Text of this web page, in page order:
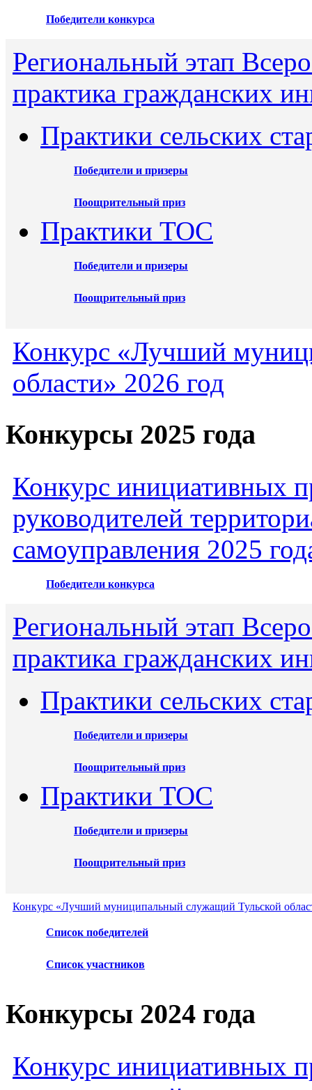
Победители конкурса
Региональный этап
практика гражданских
Практики сельских
Победители и призеры
Поощрительный приз
Практики ТОС
Победители и призеры
Поощрительный приз
Конкурс «Лучший
области» 2026 год
Конкурсы 2025 года
Конкурс инициативных
руководителей
самоуправления 2025
Победители конкурса
Региональный этап
практика гражданских
Практики сельских
Победители и призеры
Поощрительный приз
Практики ТОС
Победители и призеры
Поощрительный приз
Конкурс «Лучший муниципальный служащий Тульской
Список победителей
Список участников
Конкурсы 2024 года
Конкурс инициативных